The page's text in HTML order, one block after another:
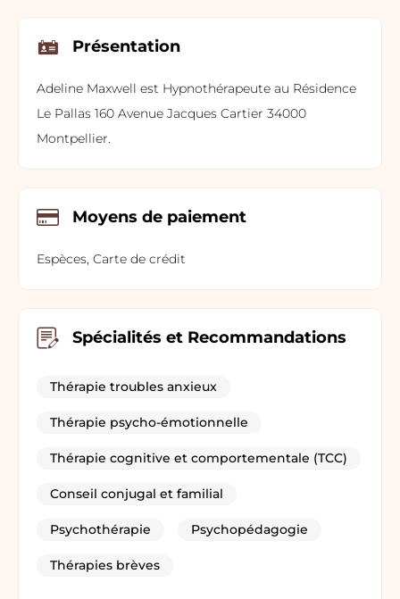
Présentation
Adeline Maxwell est Hypnothérapeute au Résidence
Le Pallas 160 Avenue Jacques Cartier 34000
Montpellier.
Moyens de paiement
Espèces, Carte de crédit
Spécialités et Recommandations
Thérapie troubles anxieux
Thérapie psycho-émotionnelle
Thérapie cognitive et comportementale (TCC)
Conseil conjugal et familial
Psychothérapie Psychopédagogie
Thérapies brèves